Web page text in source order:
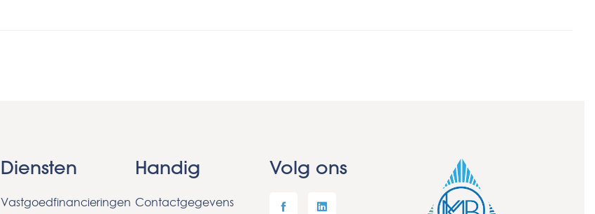
Diensten
Vastgoedfinancieringen
Handig
Contactgegevens
Volg ons